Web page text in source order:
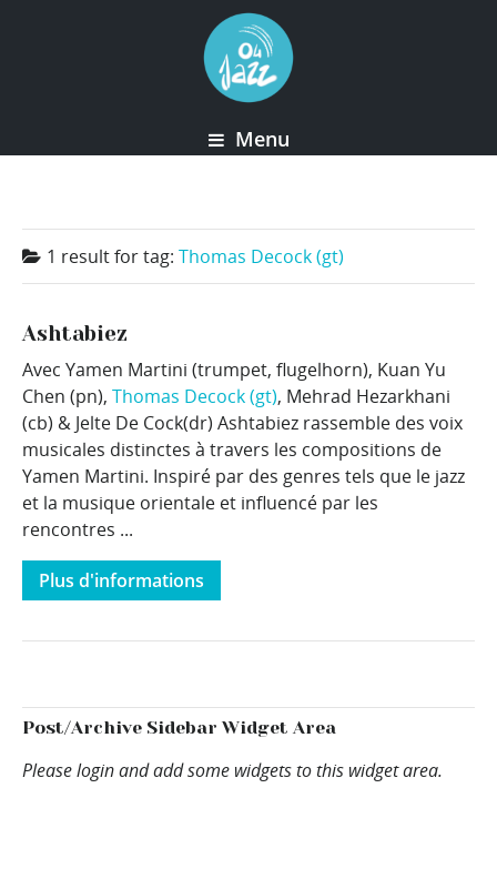
Menu
1 result fortag: Thomas Decock (gt)
Ashtabiez
Avec Yamen Martini (trumpet, flugelhorn), Kuan Yu
Chen (pn), Thomas Decock (gt), Mehrad Hezarkhani
(cb) & Jelte De Cock(dr) Ashtabiez rassemble des voix
musicales distinctes à travers les compositions de
Yamen Martini. Inspiré par des genres tels que le jazz
et la musique orientale et influencé par les
rencontres ...
Plus d'informations
Post/Archive Sidebar Widget Area
Please login and add some widgets to this widget area.